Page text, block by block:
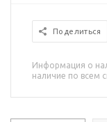
Поделиться
Информация о
наличие по всем